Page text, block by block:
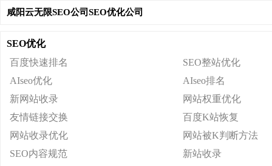
咸阳云无限SEO公司SEO优化公司
SEO优化
百度快速排名
SEO整站优化
AIseo优化
AIseo排名
新网站收录
网站权重优化
友情链接交换
百度K站恢复
网站收录优化
网站被K判断方法
SEO内容规范
新站收录